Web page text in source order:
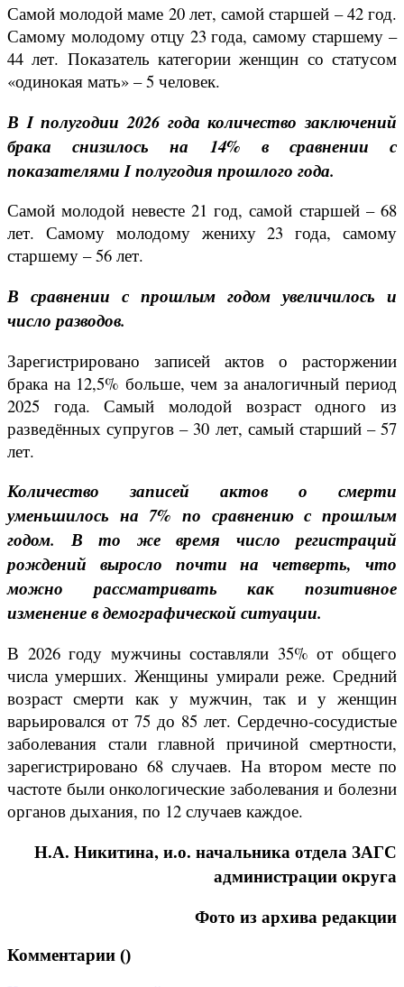
Самой молодой маме 20 лет, самой старшей – 42 год.
Самому молодому отцу 23 года, самому старшему –
44 лет. Показатель категории женщин со статусом
«одинокая мать» – 5 человек.
В I полугодии 2026 года количество заключений
брака снизилось на 14% в сравнении с
показателямиIполугодия прошлого года.
Самой молодой невесте 21 год, самой старшей – 68
лет. Самому молодому жениху 23 года, самому
старшему – 56 лет.
В сравнении с прошлым годом увеличилось и
число разводов.
Зарегистрировано записей актов о расторжении
брака на 12,5% больше, чем за аналогичный период
2025 года. Самый молодой возраст одного из
разведённых супругов – 30 лет, самый старший – 57
лет.
Количество записей актов о смерти
уменьшилось на 7% по сравнению с прошлым
годом. В то же время число регистраций
рождений выросло почти на четверть, что
можно рассматривать как позитивное
изменение в демографической ситуации.
В 2026 году мужчины составляли 35% от общего
числа умерших. Женщины умирали реже. Средний
возраст смерти как у мужчин, так и у женщин
варьировался от 75 до 85 лет. Сердечно-сосудистые
заболевания стали главной причиной смертности,
зарегистрировано 68 случаев. На втором месте по
частоте были онкологические заболевания и болезни
органов дыхания, по 12 случаев каждое.
Н.А. Никитина, и.о. начальника отдела ЗАГС
администрации округа
Фото из архива редакции
Комментарии ()